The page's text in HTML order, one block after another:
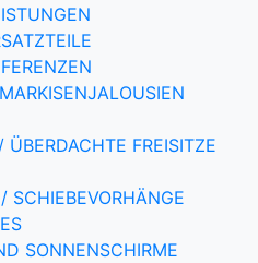
JALOUSIEN
FREISITZE
SCHIEBEVORHÄNGE
SONNENSCHIRME